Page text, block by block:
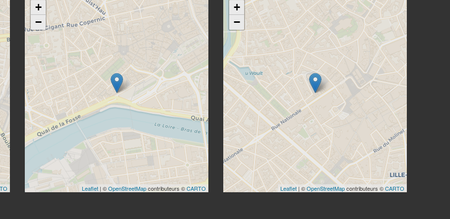
+
−
Leaflet| ©OpenStreetMapcontributeurs ©CARTO
+
−
Leaflet| ©OpenStreetMapcontributeurs ©CARTO